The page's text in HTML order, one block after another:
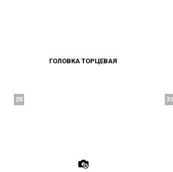
ГОЛОВКА ТОРЦЕВАЯ
20 31